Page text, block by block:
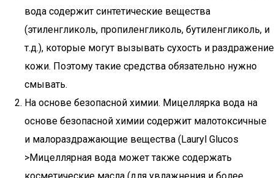
вода содержит синтетические вещества
(этиленгликоль, пропиленгликоль, бутиленгликоль, и
т.д.), которые могут вызывать сухость и раздражение
кожи. Поэтому такие средства обязательно нужно
смывать.
На основе безопасной химии. Мицеллярка вода на
основе безопасной химии содержит малотоксичные
и малораздражающие вещества (Lauryl Glucos
>Мицеллярная вода может также содержать